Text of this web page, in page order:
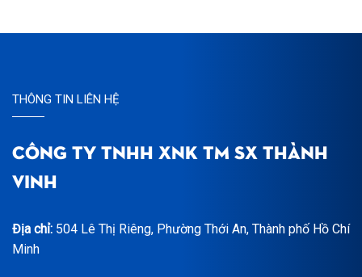
THÔNG TIN LIÊN HỆ
CÔNG TY TNHH XNK TM SX THÀNH
VINH
Địa chỉ: 504 Lê Thị Riêng, Phường Thới An, Thành phố Hồ Chí
Minh